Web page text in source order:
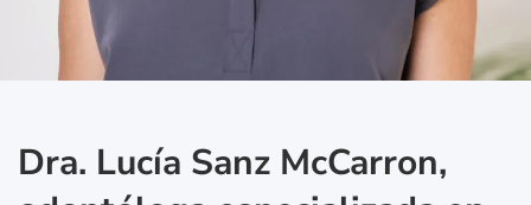
Dra. Lucía Sanz McCarron,